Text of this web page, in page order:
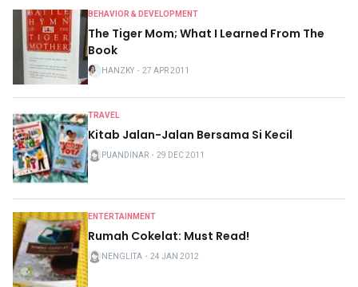
BEHAVIOR & DEVELOPMENT
The Tiger Mom; What I Learned From The
Book
HANZKY ・ 27 APR 2011
TRAVEL
Kitab Jalan-Jalan Bersama Si Kecil
PUANDINAR ・ 29 DEC 2011
ENTERTAINMENT
Rumah Cokelat: Must Read!
NENGLITA ・ 24 JAN 2012